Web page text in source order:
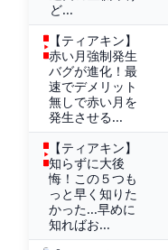
ど...
【ティアキン】
赤い月強制発生
バグが進化！最
速でデメリット
無しで赤い月を
発生させる...
【ティアキン】
知らずに大後
悔！この５つも
っと早く知りた
かった...早めに
知ればお...